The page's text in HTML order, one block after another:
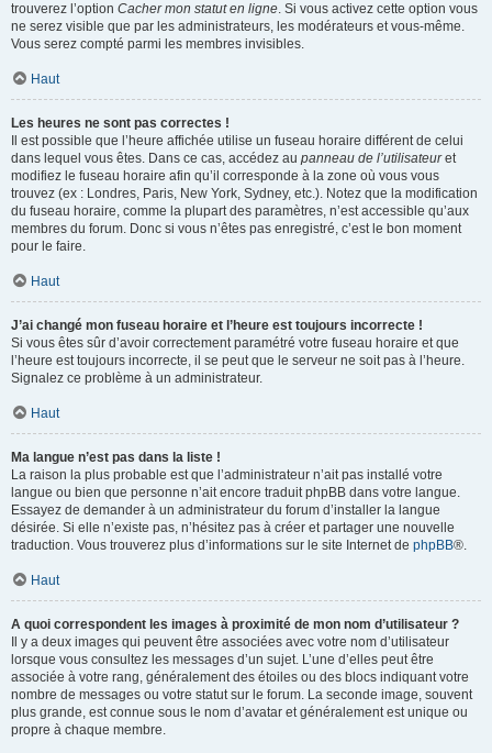
trouverez l’option Cacher mon statut en ligne. Si vous activez cette option vous
ne serez visible que par les administrateurs, les modérateurs et vous-même.
Vous serez compté parmi les membres invisibles.
Haut
Les heures ne sont pas correctes !
Il est possible que l’heure affichée utilise un fuseau horaire différent de celui
dans lequel vous êtes. Dans ce cas, accédez au panneau de l’utilisateuret
modifiez le fuseau horaire afin qu’il corresponde à la zone où vous vous
trouvez (ex : Londres, Paris, New York, Sydney, etc.). Notez que la modification
du fuseau horaire, comme la plupart des paramètres, n’est accessible qu’aux
membres du forum. Donc si vous n’êtes pas enregistré, c’est le bon moment
pour le faire.
Haut
J’ai changé mon fuseau horaire et l’heure est toujours incorrecte !
Si vous êtes sûr d’avoir correctement paramétré votre fuseau horaire et que
l’heure est toujours incorrecte, il se peut que le serveur ne soit pas à l’heure.
Signalez ce problème à un administrateur.
Haut
Ma langue n’est pas dans la liste !
La raison la plus probable est que l’administrateur n’ait pas installé votre
langue ou bien que personne n’ait encore traduit phpBB dans votre langue.
Essayez de demander à un administrateur du forum d’installer la langue
désirée. Si elle n’existe pas, n’hésitez pas à créer et partager une nouvelle
traduction. Vous trouverez plus d’informations sur le site Internet de phpBB®.
Haut
A quoi correspondent les images à proximité de mon nom d’utilisateur ?
Il y a deux images qui peuvent être associées avec votre nom d’utilisateur
lorsque vous consultez les messages d’un sujet. L’une d’elles peut être
associée à votre rang, généralement des étoiles ou des blocs indiquant votre
nombre de messages ou votre statut sur le forum. La seconde image, souvent
plus grande, est connue sous le nom d’avatar et généralement est unique ou
propre à chaque membre.